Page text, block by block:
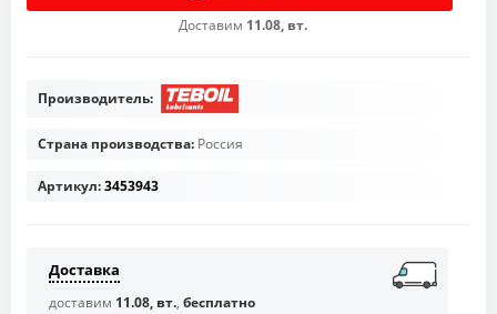
Доставим 11.08, вт.
Производитель:
Страна производства: Россия
Артикул:3453943
Доставка
доставим 11.08, вт., бесплатно